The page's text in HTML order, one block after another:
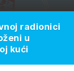
radionici
u
kući